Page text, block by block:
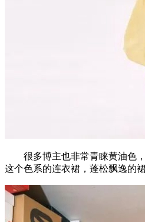
很多博主也非常青睐黄油色，
这个色系的连衣裙，蓬松飘逸的